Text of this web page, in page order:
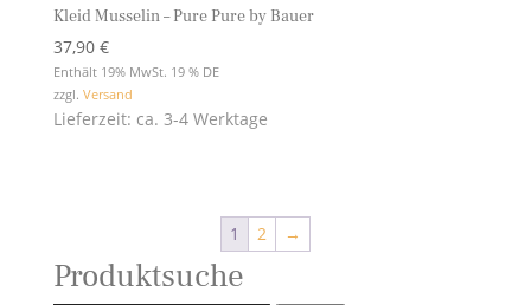
Kleid Musselin – Pure Pure by Bauer
37,90 €
Enthält 19% MwSt. 19 % DE
zzgl. Versand
Lieferzeit: ca. 3-4 Werktage
1 2 →
Produktsuche